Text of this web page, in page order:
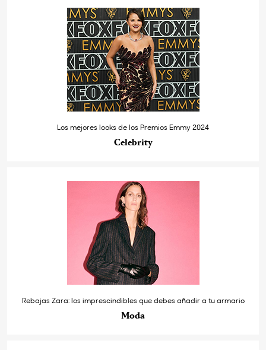
Los mejores looks de los Premios Emmy 2024
Celebrity
Rebajas Zara: los imprescindibles que debes añadir a tu armario
Moda